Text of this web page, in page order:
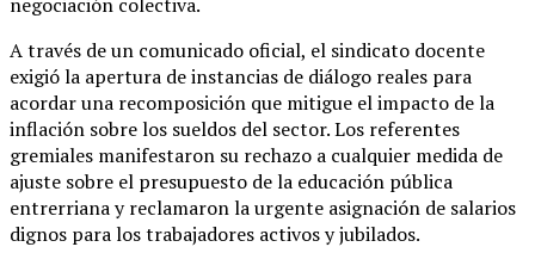
negociación colectiva.
A través de un comunicado oficial, el sindicato docente
exigió la apertura de instancias de diálogo reales para
acordar una recomposición que mitigue el impacto de la
inflación sobre los sueldos del sector. Los referentes
gremiales manifestaron su rechazo a cualquier medida de
ajuste sobre el presupuesto de la educación pública
entrerriana y reclamaron la urgente asignación de salarios
dignos para los trabajadores activos y jubilados.